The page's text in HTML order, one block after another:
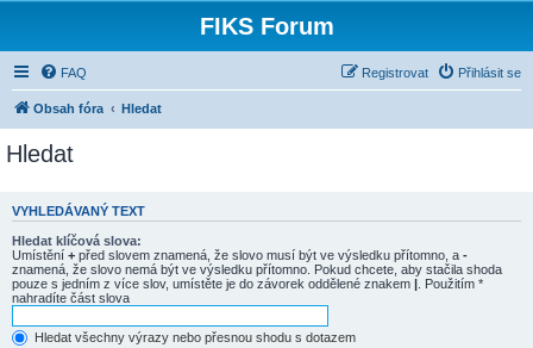
FIKS Forum
FAQ Přihlásit se
Registrovat
Obsah fóra Hledat
Hledat
VYHLEDÁVANÝ TEXT
Hledat klíčová slova:
Umístění + před slovem znamená, že slovo musí být ve výsledku přítomno, a -
znamená, že slovo nemá být ve výsledku přítomno. Pokud chcete, aby stačila shoda
pouze s jedním z více slov, umístěte je do závorek oddělené znakem | . Použitím *
nahradíte část slova
Hledat všechny výrazy nebo přesnou shodu s dotazem